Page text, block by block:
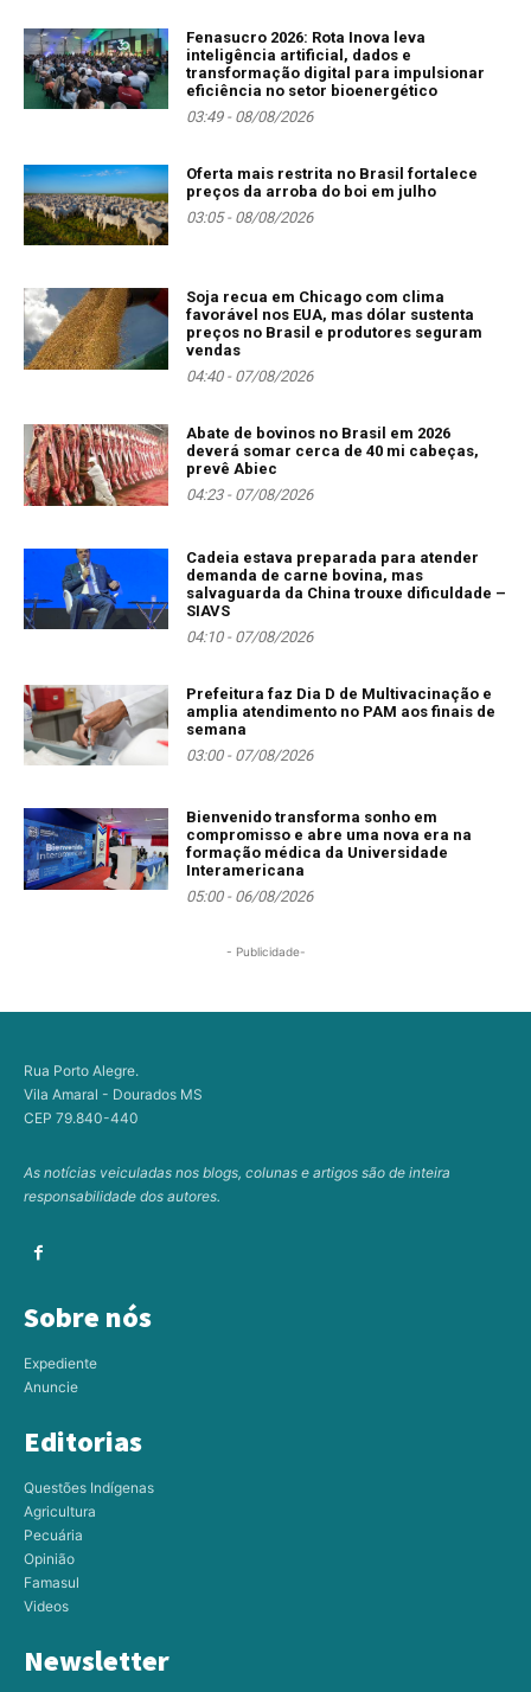
Fenasucro 2026: Rota Inova leva
inteligência artificial, dados e
transformação digital para impulsionar
eficiência no setor bioenergético
03:49 - 08/08/2026
Oferta mais restrita no Brasil fortalece
preços da arroba do boi em julho
03:05 - 08/08/2026
Soja recua em Chicago com clima
favorável nos EUA, mas dólar sustenta
preços no Brasil e produtores seguram
vendas
04:40 - 07/08/2026
Abate de bovinos no Brasil em 2026
deverá somar cerca de 40 mi cabeças,
prevê Abiec
04:23 - 07/08/2026
Cadeia estava preparada para atender
demanda de carne bovina, mas
salvaguarda da China trouxe dificuldade –
SIAVS
04:10 - 07/08/2026
Prefeitura faz Dia D de Multivacinação e
amplia atendimento no PAM aos finais de
semana
03:00 - 07/08/2026
Bienvenido transforma sonho em
compromisso e abre uma nova era na
formação médica da Universidade
Interamericana
05:00 - 06/08/2026
- Publicidade-
Rua Porto Alegre.
Vila Amaral - Dourados MS
CEP 79.840-440
As notícias veiculadas nos blogs, colunas e artigos são de inteira
responsabilidade dos autores.
Sobre nós
Expediente
Anuncie
Editorias
Questões Indígenas
Agricultura
Pecuária
Opinião
Famasul
Videos
Newsletter